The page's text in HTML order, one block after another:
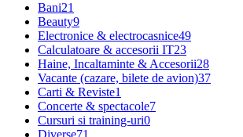
Bani21
Beauty9
Electronice & electrocasnice49
Calculatoare & accesorii IT23
Haine, Incaltaminte & Accesorii28
Vacante (cazare, bilete de avion)37
Carti & Reviste1
Concerte & spectacole7
Cursuri si training-uri0